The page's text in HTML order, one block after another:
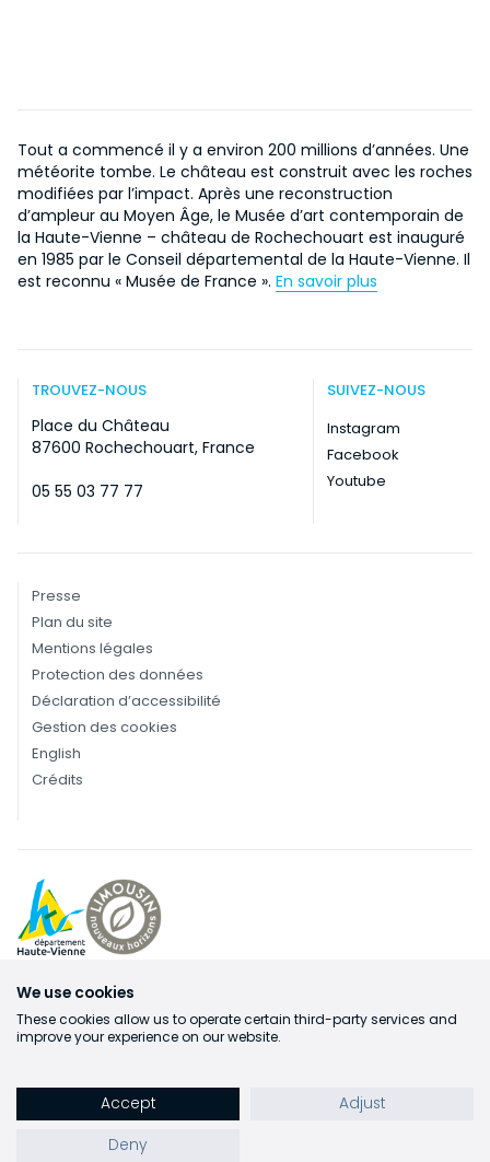
Tout a commencé il y a environ 200 millions d’années. Une
météorite tombe. Le château est construit avec les roches
modifiées par l’impact. Après une reconstruction
d’ampleur au Moyen Âge, le Musée d’art contemporain de
la Haute-Vienne – château de Rochechouart est inauguré
en 1985 par le Conseil départemental de la Haute-Vienne. Il
est reconnu « Musée de France ». En savoir plus
TROUVEZ-NOUS
Place du Château
87600 Rochechouart, France
05 55 03 77 77
SUIVEZ-NOUS
Instagram
Facebook
Youtube
Presse
Plan du site
Mentions légales
Protection des données
Déclaration d’accessibilité
Gestion des cookies
English
Crédits
We use cookies
These cookies allow us to operate certain third-party services and
improve your experience on our website.
Accept
Adjust
Deny